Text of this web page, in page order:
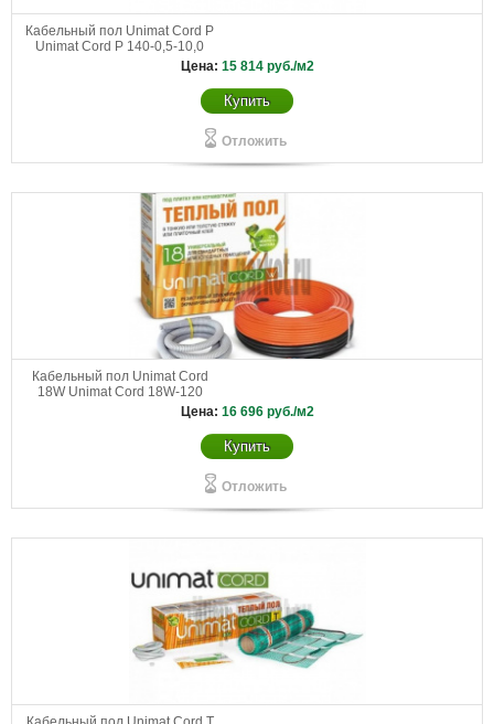
Кабельный пол Unimat Cord P
Unimat Cord P 140-0,5-10,0
Цена: 15 814 руб./м2
Купить
Отложить
Кабельный пол Unimat Cord
18W Unimat Cord 18W-120
Цена: 16 696 руб./м2
Купить
Отложить